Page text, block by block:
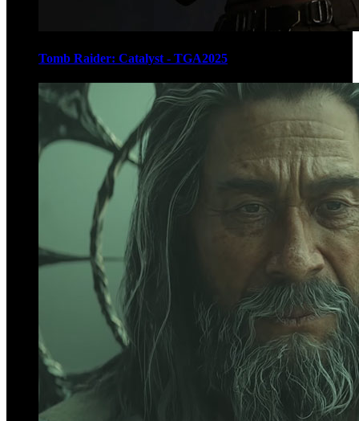
Tomb Raider: Catalyst - TGA2025